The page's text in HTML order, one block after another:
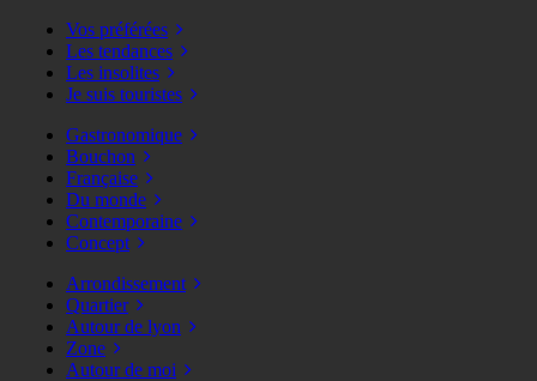
Vos préférées
Les tendances
Les insolites
Je suis touristes
Gastronomique
Bouchon
Française
Du monde
Contemporaine
Concept
Arrondissement
Quartier
Autour de lyon
Zone
Autour de moi